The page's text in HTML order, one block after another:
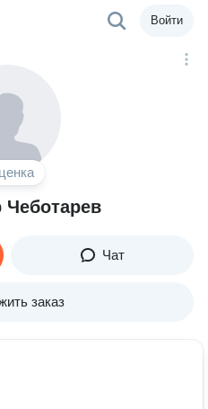
Войти
Чеботарев
Чат
заказ